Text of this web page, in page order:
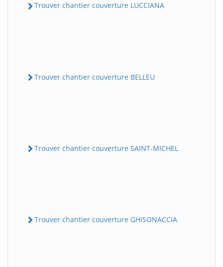
Trouver chantier couverture LUCCIANA
Trouver chantier couverture BELLEU
Trouver chantier couverture SAINT-MICHEL
Trouver chantier couverture GHISONACCIA